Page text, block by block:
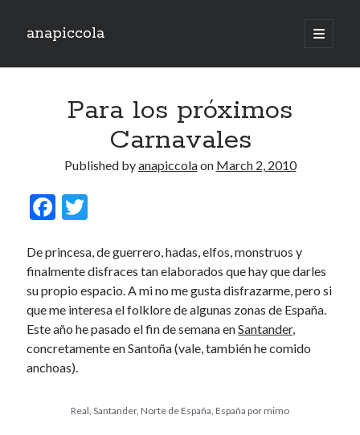
anapiccola
open
primary
Sidebar
Camino de Swingtiago ’19
Lo mejorcito de 2017. Vol II.
Lo mejor del 2017. Vol I.
June 2019
January 2018
December 2017
November 2017
October 2017
January 2017
Para los próximos
Carnavales
Published byanapiccolaon March 2, 2010
F
e
b
o
o
k
itt
er
De princesa, de guerrero, hadas, elfos, monstruos y
finalmente disfraces tan elaborados que hay que darles
su propio espacio. A mi no me gusta disfrazarme, pero si
que me interesa el folklore de algunas zonas de España.
Este año he pasado el fin de semana enSantander,
concretamente en Santoña (vale, también he comido
anchoas).
Real, Santander, Norte de España, España por mimo